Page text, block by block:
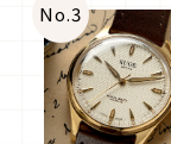
No.3